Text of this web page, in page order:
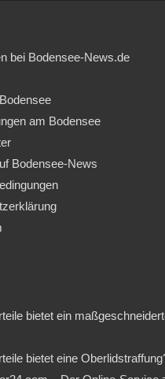
bei Bodensee-News.de
am Bodensee
Bodensee-News
bietet ein
bietet eine